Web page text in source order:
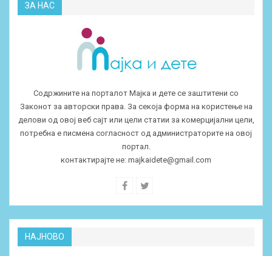
ЗА НАС
Содржините на порталот Мајка и дете се заштитени со
Законот за авторски права. За секоја форма на користење на
делови од овој веб сајт или цели статии за комерцијални цели,
потребна е писмена согласност од администраторите на овој
портал.
контактирајте не: majkaidete@gmail.com
НАЈНОВО